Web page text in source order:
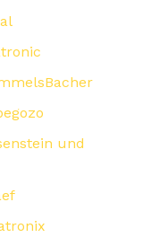
und